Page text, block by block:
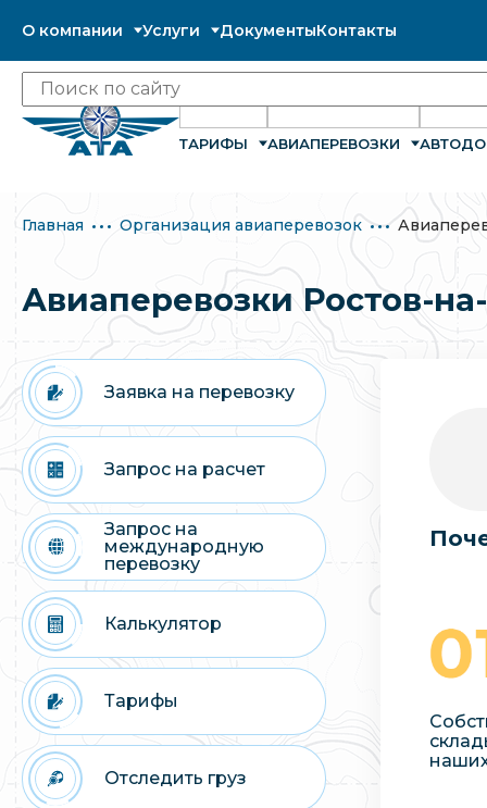
О компании Услуги ДокументыКонтакты
ТАРИФЫ АВИАПЕРЕВОЗКИ
Главная Организация авиаперевозок
Авиаперевозки Ростов-
Заявка на перевозку
Запрос на расчет
Запрос на
международную
перевозку
Калькулятор
Тарифы
Отследить груз